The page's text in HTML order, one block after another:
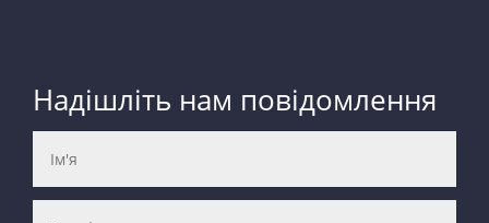
Надішліть нам повідомлення